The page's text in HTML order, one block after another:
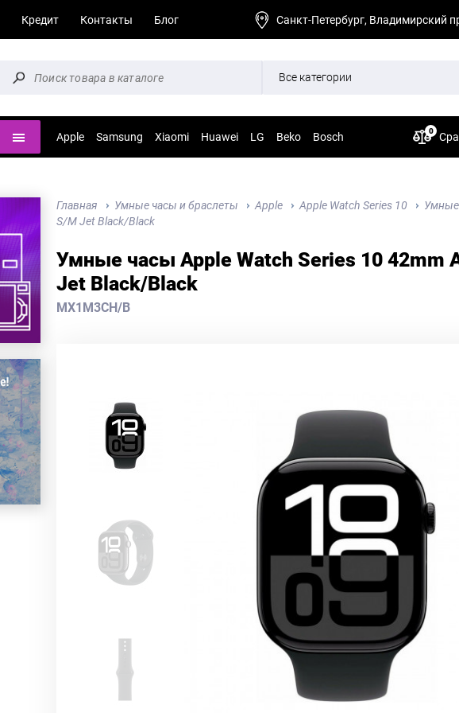
Кредит Контакты Блог Санкт-Петербург, Владимирский
Все категории
Apple Samsung Xiaomi Huawei LG Beko Bosch 0
Главная Умные часы и браслеты Apple Apple Watch Series 10
Умные
S/M Jet Black/Black
Умные часы Apple Watch Series 10 42mm
Jet Black/Black
MX1M3CH/B